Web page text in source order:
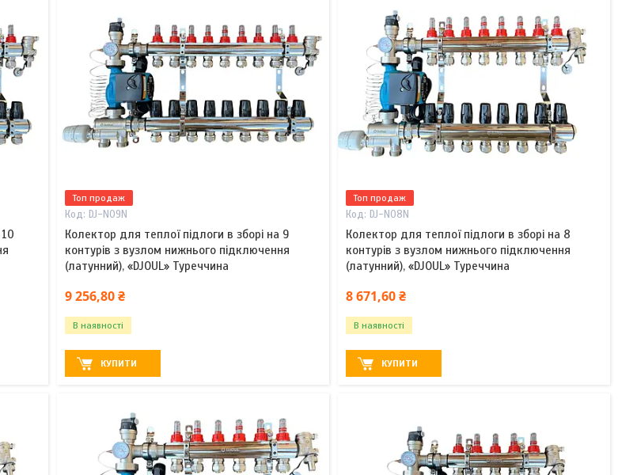
Топ продаж
DJ-N09N
Колектор для теплої підлоги в зборі на 9
контурів з вузлом нижнього підключення
(латунний), «DJOUL» Туреччина
9 256,80 ₴
В наявності
КУПИТИ
Топ продаж
DJ-N08N
Колектор для теплої підлоги в зборі на 8
контурів з вузлом нижнього підключення
(латунний), «DJOUL» Туреччина
8 671,60 ₴
В наявності
КУПИТИ